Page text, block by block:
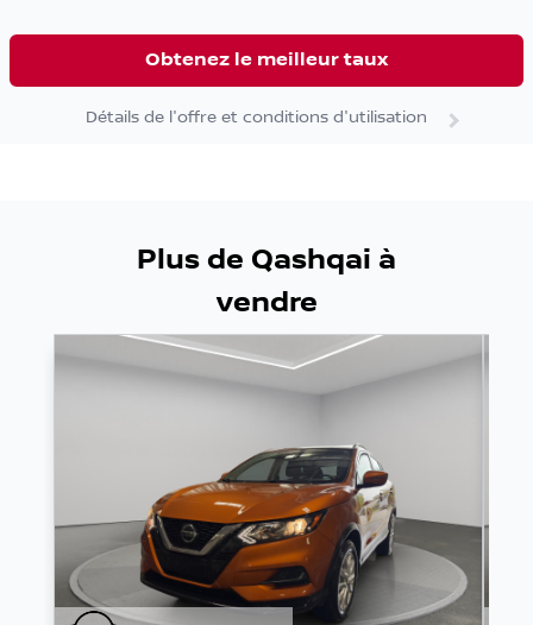
Obtenez le meilleur taux
Détails de l'offre et conditions d'utilisation
Plus de Qashqai à
vendre